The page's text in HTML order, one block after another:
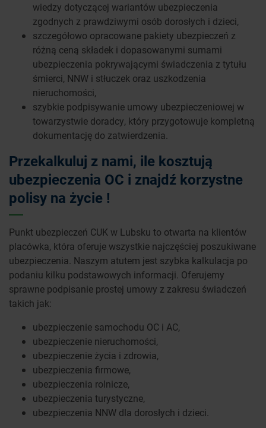
wiedzy dotyczącej wariantów ubezpieczenia
zgodnych z prawdziwymi osób dorosłych i dzieci,
szczegółowo opracowane pakiety ubezpieczeń z
różną ceną składek i dopasowanymi sumami
ubezpieczenia pokrywającymi świadczenia z tytułu
śmierci, NNW i stłuczek oraz uszkodzenia
nieruchomości,
szybkie podpisywanie umowy ubezpieczeniowej w
towarzystwie doradcy, który przygotowuje kompletną
dokumentację do zatwierdzenia.
Przekalkuluj z nami, ile kosztują
ubezpieczenia OC i znajdź korzystne
polisy na życie !
Punkt ubezpieczeń CUK w Lubsku to otwarta na klientów
placówka, która oferuje wszystkie najczęściej poszukiwane
ubezpieczenia. Naszym atutem jest szybka kalkulacja po
podaniu kilku podstawowych informacji. Oferujemy
sprawne podpisanie prostej umowy z zakresu świadczeń
takich jak:
ubezpieczenie samochodu OC i AC,
ubezpieczenie nieruchomości,
ubezpieczenie życia i zdrowia,
ubezpieczenia firmowe,
ubezpieczenia rolnicze,
ubezpieczenia turystyczne,
ubezpieczenia NNW dla dorosłych i dzieci.